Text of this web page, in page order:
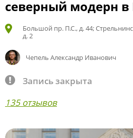
северный модерн в
Большой пр. П.С., д. 44;
д. 2
Чепель Александр Иванович
Запись закрыта
135 отзывов